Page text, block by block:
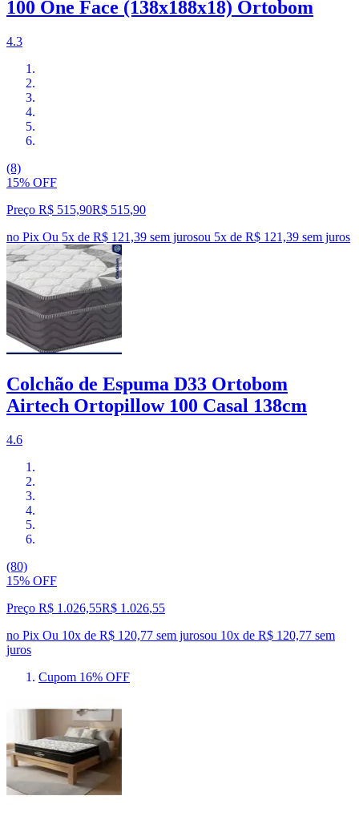
100 One Face (138x188x18) Ortobom
4.3
(8)
15% OFF
Preço R$ 515,90R$ 515,90
no Pix Ou 5x de R$ 121,39 sem jurosou 5x de R$ 121,39 sem juros
Colchão de Espuma D33 Ortobom
Airtech Ortopillow 100 Casal 138cm
4.6
(80)
15% OFF
Preço R$ 1.026,55R$ 1.026,55
no Pix Ou 10x de R$ 120,77 sem jurosou 10x de R$ 120,77 sem
juros
Cupom 16% OFF